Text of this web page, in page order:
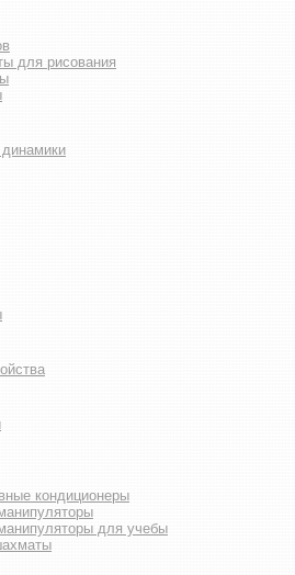
для рисования
кондиционеры
для учебы